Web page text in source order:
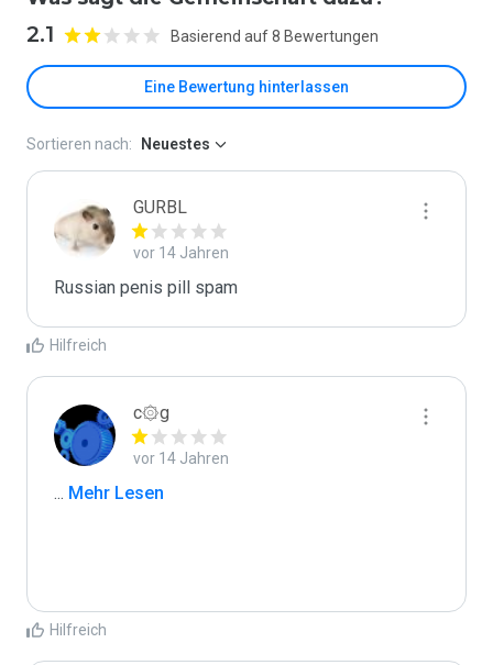
2.1 Basierend auf 8 Bewertungen
Eine Bewertung hinterlassen
Sortieren nach: Neuestes
GURBL
vor 14 Jahren
Russian penis pill spam
Hilfreich
c۞g
vor 14 Jahren
... Mehr Lesen
Hilfreich